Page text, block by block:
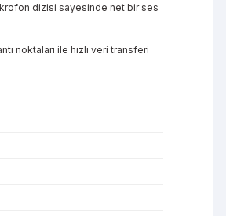
dizisi sayesinde net bir ses
noktaları ile hızlı veri transferi